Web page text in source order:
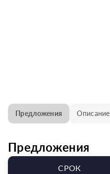
Предложения Описание
Предложения
СРОК